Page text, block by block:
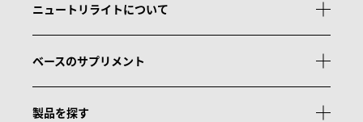
ニュートリライトについて
ベースのサプリメント
製品を探す